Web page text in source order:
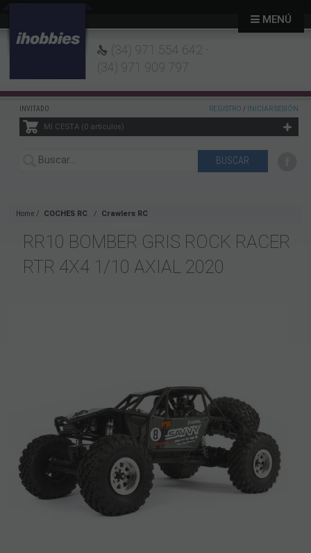
(34) 971 554 642 -
(34) 971 909 797
INVITADO REGISTRO / INICIAR SESIÓN
MI CESTA 0artículos
MENÚ
Home COCHES RC Crawlers RC
RR10 BOMBER GRIS ROCK RACER
RTR 4X4 1/10 AXIAL 2020